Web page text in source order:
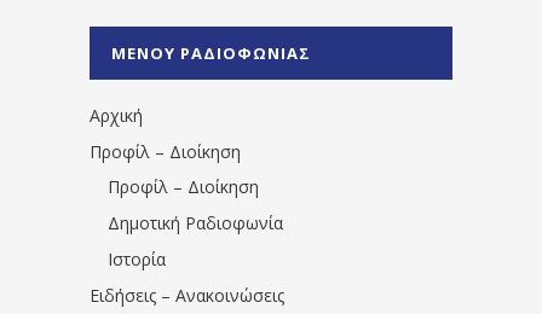
1531194763766854/" artist="" ]
ΜΕΝΟΥ ΡΑΔΙΟΦΩΝΙΑΣ
Αρχική
Προφίλ – Διοίκηση
Προφίλ – Διοίκηση
Δημοτική Ραδιοφωνία
Ιστορία
Ειδήσεις – Ανακοινώσεις